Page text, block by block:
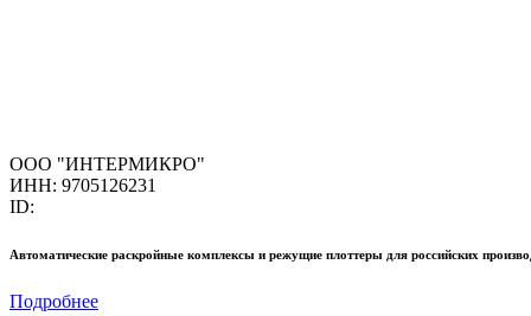
ООО "ИНТЕРМИКРО"
ИНН: 9705126231
ID:
Автоматические раскройные комплексы и режущие плоттеры для российских
Подробнее